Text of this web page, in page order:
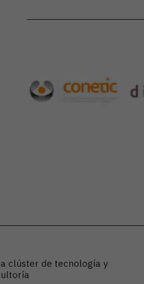
clúster de tecnología y